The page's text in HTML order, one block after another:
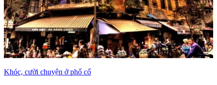
Khóc, cười chuyện ở phố cổ